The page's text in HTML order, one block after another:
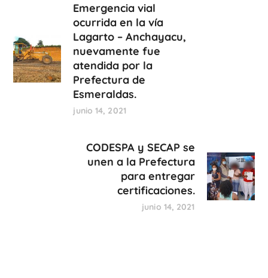
Emergencia vial
ocurrida en la vía
Lagarto – Anchayacu,
nuevamente fue
atendida por la
Prefectura de
Esmeraldas.
junio 14, 2021
CODESPA y SECAP se
unen a la Prefectura
para entregar
certificaciones.
junio 14, 2021